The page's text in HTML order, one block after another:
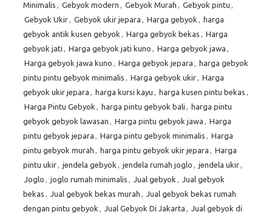
Minimalis , Gebyok modern , Gebyok Murah , Gebyok pintu ,
Gebyok Ukir, Gebyok ukir jepara , Harga gebyok , harga
gebyok antik kusen gebyok , Harga gebyok bekas , Harga
gebyok jati , Harga gebyok jati kuno , Harga gebyok jawa ,
Harga gebyok jawa kuno , Harga gebyok jepara , harga gebyok
pintu pintu gebyok minimalis , Harga gebyok ukir, Harga
gebyok ukir jepara , harga kursi kayu , harga kusen pintu bekas ,
Harga Pintu Gebyok , harga pintu gebyok bali , harga pintu
gebyok gebyok lawasan , Harga pintu gebyok jawa , Harga
pintu gebyok jepara , Harga pintu gebyok minimalis , Harga
pintu gebyok murah , harga pintu gebyok ukir jepara , Harga
pintu ukir, jendela gebyok , jendela rumah joglo , jendela ukir,
Joglo , joglo rumah minimalis , Jual gebyok , Jual gebyok
bekas , Jual gebyok bekas murah , Jual gebyok bekas rumah
dengan pintu gebyok , Jual Gebyok Di Jakarta , Jual gebyok di